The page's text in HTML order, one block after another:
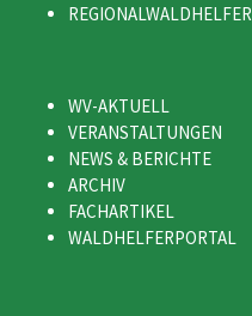
REGIONALWALDHELFER
WV-AKTUELL
VERANSTALTUNGEN
NEWS & BERICHTE
ARCHIV
FACHARTIKEL
WALDHELFERPORTAL